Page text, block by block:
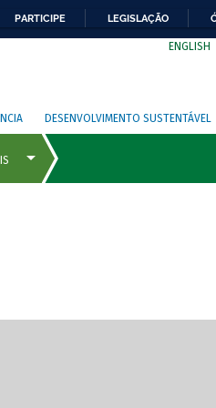
PARTICIPE LEGISLAÇÃO
ENGLISH
DESENVOLVIMENTO SUSTENTÁVEL
de